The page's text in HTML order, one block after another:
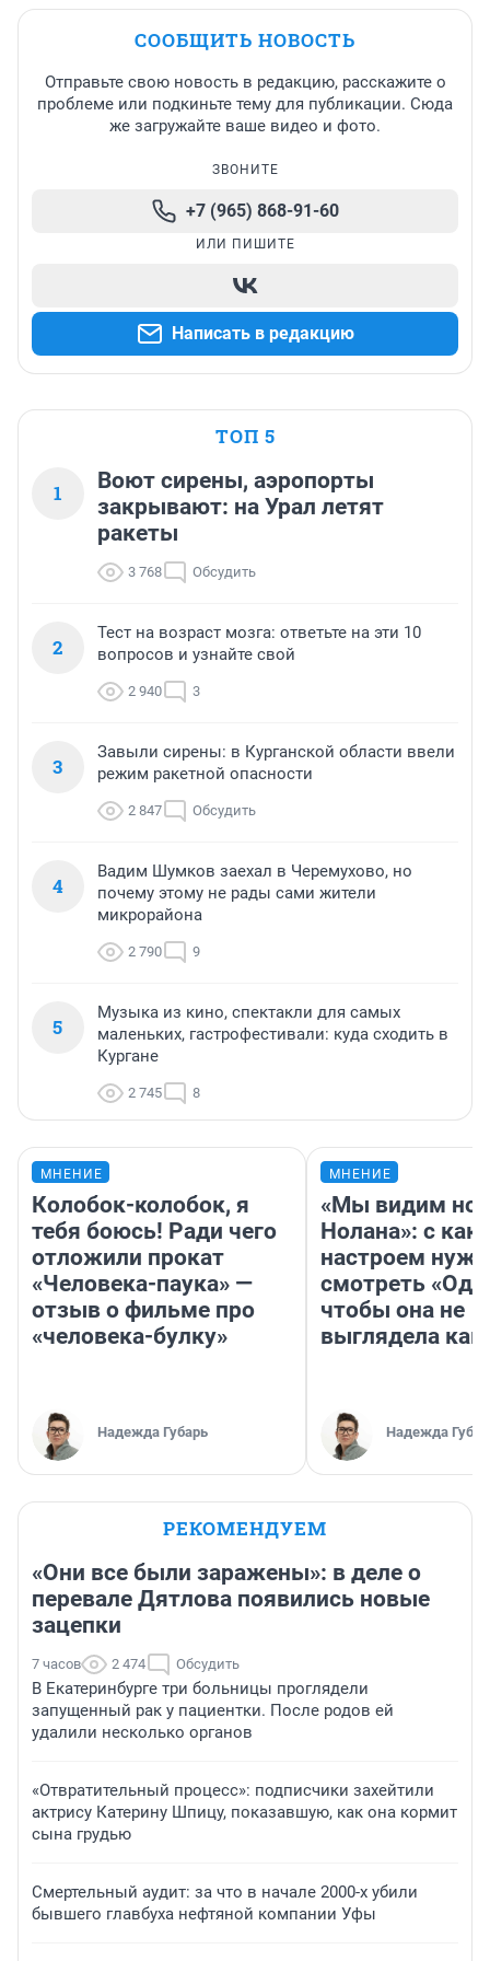
СООБЩИТЬ НОВОСТЬ
Отправьте свою новость в редакцию, расскажите о
проблеме или подкиньте тему для публикации. Сюда
же загружайте ваше видео и фото.
ЗВОНИТЕ
+7 (965) 868-91-60
ИЛИ ПИШИТЕ
Написать в редакцию
ТОП 5
1
Воют сирены, аэропорты
закрывают: на Урал летят
ракеты
3 768 Обсудить
2
Тест на возраст мозга: ответьте на эти 10
вопросов и узнайте свой
2 940 3
3
Завыли сирены: в Курганской области ввели
режим ракетной опасности
2 847 Обсудить
4
Вадим Шумков заехал в Черемухово, но
почему этому не рады сами жители
микрорайона
2 790 9
5
Музыка из кино, спектакли для самых
маленьких, гастрофестивали: куда сходить в
Кургане
2 745 8
МНЕНИЕ
Колобок-колобок, я
тебя боюсь! Ради чего
отложили прокат
«Человека-паука» —
отзыв о фильме про
«человека-булку»
Надежда Губарь
МНЕНИЕ
«Мы видим
Нолана»: с
настроем
смотреть
чтобы она не
выглядела как
Надежда
РЕКОМЕНДУЕМ
«Они все были заражены»: в деле о
перевале Дятлова появились новые
зацепки
7 часов 2 474 Обсудить
В Екатеринбурге три больницы проглядели
запущенный рак у пациентки. После родов ей
удалили несколько органов
«Отвратительный процесс»: подписчики захейтили
актрису Катерину Шпицу, показавшую, как она кормит
сына грудью
Смертельный аудит: за что в начале 2000-х убили
бывшего главбуха нефтяной компании Уфы